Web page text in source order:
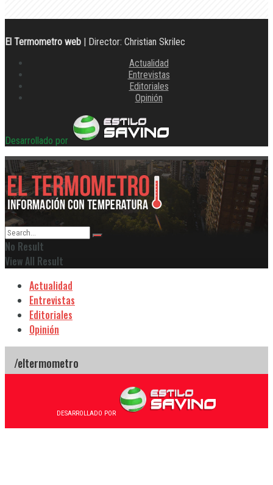
El Termometro web | Director: Christian Skrilec
Actualidad
Entrevistas
Editoriales
Opinión
Desarrollado por
No Result
View All Result
Actualidad
Entrevistas
Editoriales
Opinión
DESARROLLADO POR